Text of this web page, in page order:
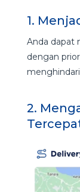
1.
Anda dapat
dengan
2.